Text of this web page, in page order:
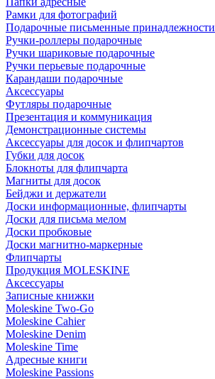
Рамки для фотографий
Подарочные письменные принадлежности
Ручки-роллеры подарочные
Ручки шариковые подарочные
Ручки перьевые подарочные
Карандаши подарочные
Аксессуары
Футляры подарочные
Презентация и коммуникация
Демонстрационные системы
Аксессуары для досок и флипчартов
Губки для досок
Блокноты для флипчарта
Магниты для досок
Бейджи и держатели
Доски информационные, флипчарты
Доски для письма мелом
Доски пробковые
Доски магнитно-маркерные
Флипчарты
Продукция MOLESKINE
Аксессуары
Записные книжки
Moleskine Two-Go
Moleskine Cahier
Moleskine Denim
Moleskine Time
Адресные книги
Moleskine Passions